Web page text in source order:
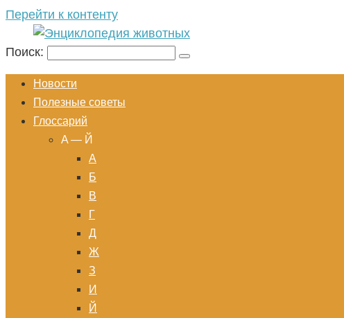
Перейти к контенту
Поиск:
Новости
Полезные советы
Глоссарий
A — Й
А
Б
В
Г
Д
Ж
З
И
Й